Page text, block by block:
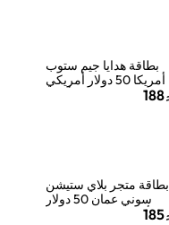
بطاقة هدايا جيم ستوب
أمريكا 50 دولار أمريكي
188
بطاقة متجر بلاي ستيشن
سوني عمان 50 دولار
أمريكي توصيل الكود185